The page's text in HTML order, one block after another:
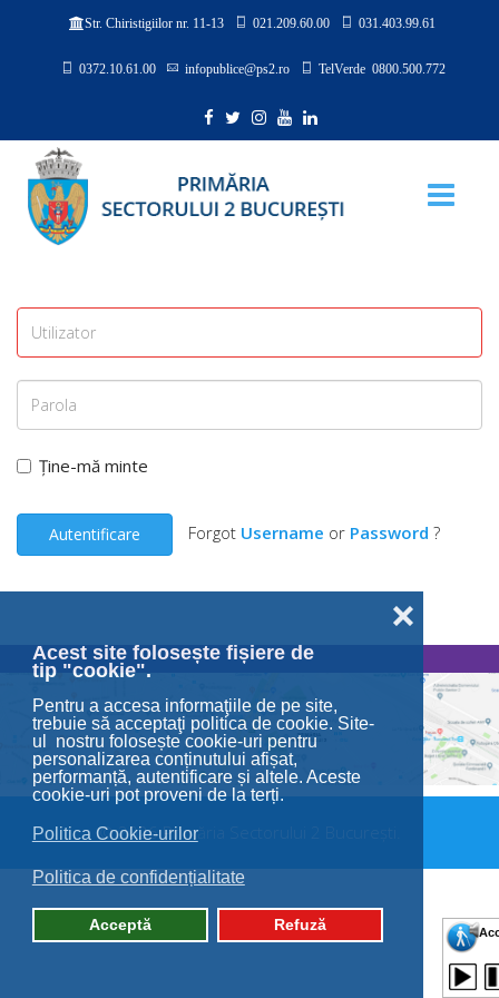
Acest site folosește fișiere de
tip "cookie".
Pentru a accesa informaţiile de pe site,
trebuie să acceptaţi politica de cookie. Site-
ul nostru folosește cookie-uri pentru
personalizarea conținutului afișat,
performanță, autentificare și altele. Aceste
cookie-uri pot proveni de la terți.
Politica Cookie-urilor
Politica de confidențialitate
Acceptă Refuză
❌
Str. Chiristigiilor nr. 11-13 021.209.60.00 031.403.99.61
0372.10.61.00 infopublice@ps2.ro TelVerde 0800.500.772
Ține-mă minte
Autentificare Forgot Username or Password ?
© 2026 Primăria Sectorului 2 București.